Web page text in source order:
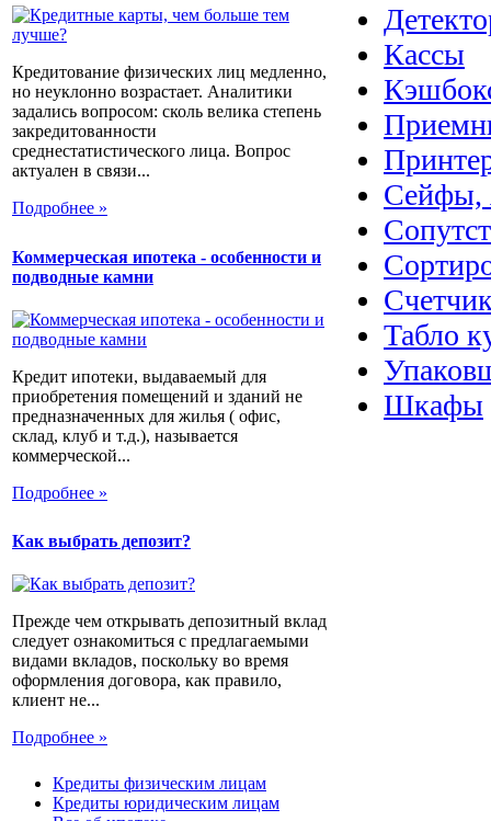
Кредитование физических лиц медленно,
но неуклонно возрастает. Аналитики
задались вопросом: сколь велика степень
закредитованности
среднестатистического лица. Вопрос
актуален в связи...
Подробнее »
Коммерческая ипотека - особенности и
подводные камни
Кредит ипотеки, выдаваемый для
приобретения помещений и зданий не
предназначенных для жилья ( офис,
склад, клуб и т.д.), называется
коммерческой...
Подробнее »
Как выбрать депозит?
Прежде чем открывать депозитный вклад
следует ознакомиться с предлагаемыми
видами вкладов, поскольку во время
оформления договора, как правило,
клиент не...
Подробнее »
Кассы
Сейфы,
Табло
Шкафы
Кредиты физическим лицам
Кредиты юридическим лицам